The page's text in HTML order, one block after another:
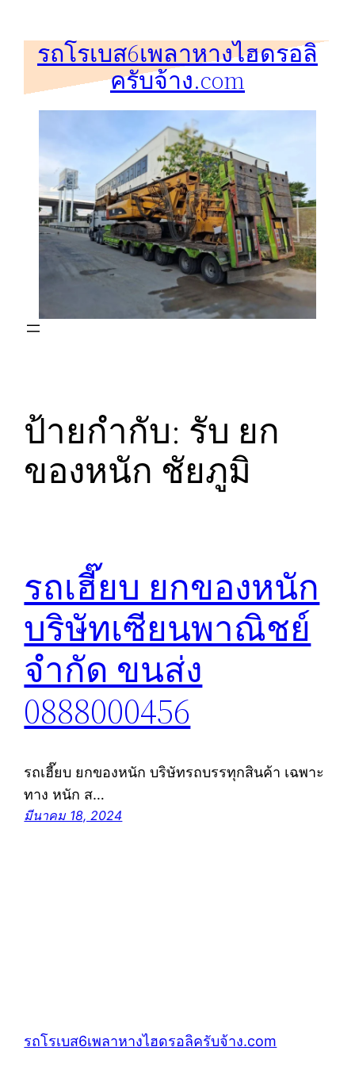
รถโรเบส6เพลาหางไฮดรอลิ
ครับจ้าง.com
ป้ายกำกับ: รับ ยก
ของหนัก ชัยภูมิ
รถเฮี๊ยบ ยกของหนัก
บริษัทเซียนพาณิชย์
จำกัด ขนส่ง
0888000456
รถเฮี๊ยบ ยกของหนัก บริษัทรถบรรทุกสินค้า เฉพาะ
ทาง หนัก ส…
มีนาคม 18, 2024
รถโรเบส6เพลาหางไฮดรอลิครับจ้าง.com